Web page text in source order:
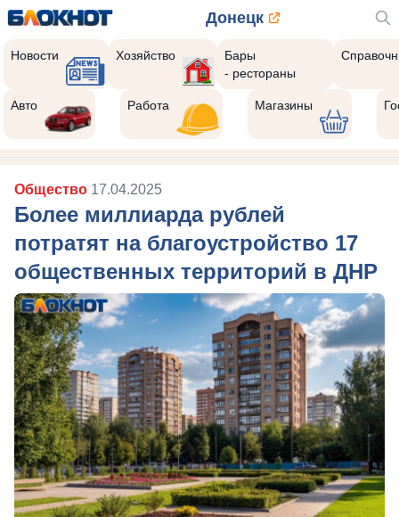
Донецк
Новости Хозяйство
Бары
- рестораны
Авто Работа Магазины
Общество 17.04.2025
Более миллиарда рублей
потратят на благоустройство 17
общественных территорий в ДНР